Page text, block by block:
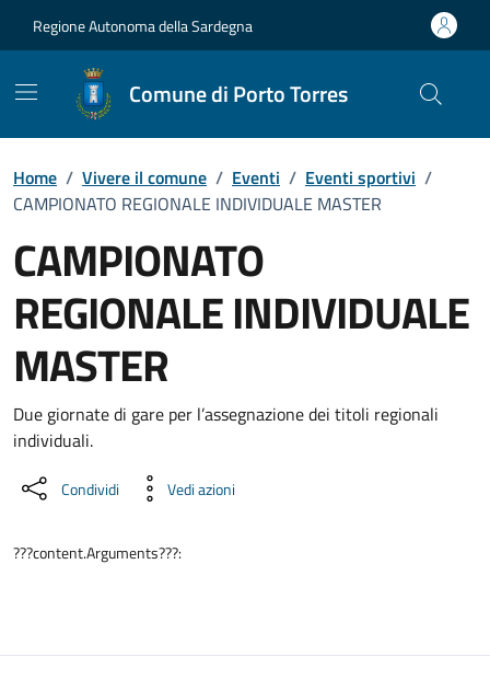
Regione Autonoma della Sardegna
Comune di Porto Torres
Home / Vivere il comune / Eventi / Eventi sportivi /
CAMPIONATO REGIONALE INDIVIDUALE MASTER
CAMPIONATO
REGIONALE INDIVIDUALE
MASTER
Dettaglio dell'evento
Due giornate di gare per l’assegnazione dei titoli regionali
individuali.
Condividi Vedi azioni
???content.Arguments???: